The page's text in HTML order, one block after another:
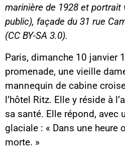
marinière de 1928 et portrait
public), façade du 31 rue
(CC BY-SA 3.0).
Paris, dimanche 10 janvier
promenade, une vieille
mannequin de cabine
l’hôtel Ritz. Elle y réside à
sa santé. Elle répond, avec
glaciale : « Dans une heure
morte. »